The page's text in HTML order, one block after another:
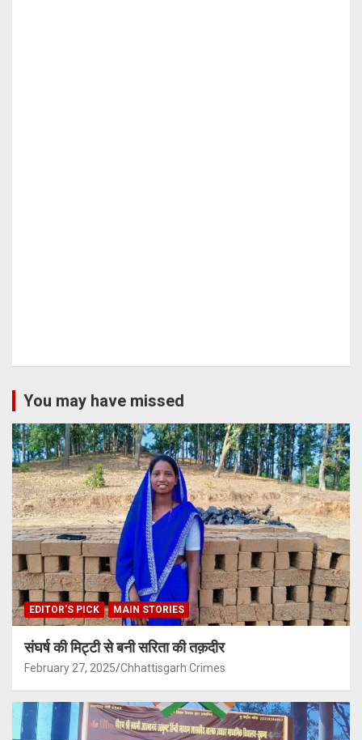
You may have missed
EDITOR'S PICK MAIN STORIES
संघर्ष की मिट्टी से बनी सरिता की तक़दीर
February 27, 2025 Chhattisgarh Crimes